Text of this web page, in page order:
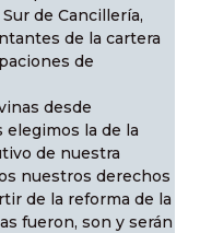
de Cancillería,
de la cartera
de
desde
la de la
de nuestra
nuestros derechos
de la reforma de la
fueron, son y serán